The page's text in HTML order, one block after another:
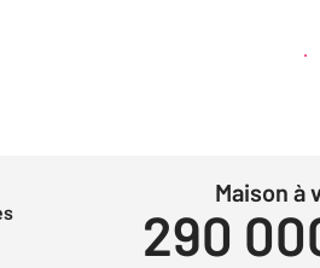
Créer
Maison
290